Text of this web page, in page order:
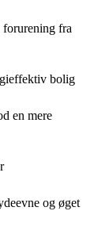
fra
bolig
en mere
og øget